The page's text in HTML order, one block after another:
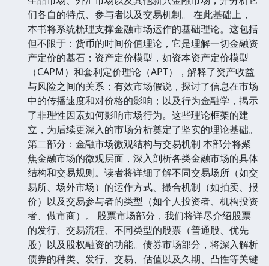
们各自的特点、参与者以及交易机制。 在此基础上，
本书将系统梳理支撑金融市场运作的基础理论。这包括
但不限于：货币的时间价值理论，它是理解一切金融资
产定价的基石；资产定价模型，如资本资产定价模型
（CAPM）和套利定价理论（APT），解释了资产收益
与风险之间的关系；有效市场假说，探讨了信息在市场
中的传播速度和对价格的影响；以及行为金融学，揭示
了非理性因素如何影响市场行为。这些理论框架的建
立，为后续更深入的市场分析奠定了坚实的理论基础。
第二部分：金融市场微观结构与交易机制 本部分将聚
焦金融市场的微观层面，深入剖析各类金融市场的具体
结构和交易规则。读者将详细了解不同交易场所（如交
易所、场外市场）的运作方式、撮合机制（如拍卖、报
价）以及交易参与者的类型（如个人投资者、机构投资
者、做市商）。 股票市场部分，我们将详尽介绍股票
的发行、交易流程、不同类型的股票（普通股、优先
股）以及股权融资的功能。债券市场部分，将深入解析
债券的种类、发行、交易、估值以及久期、凸性等关键